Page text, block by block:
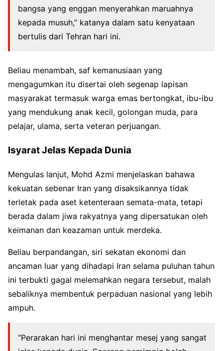
bangsa yang enggan menyerahkan maruahnya
kepada musuh,” katanya dalam satu kenyataan
bertulis dari Tehran hari ini.
Beliau menambah, saf kemanusiaan yang
mengagumkan itu disertai oleh segenap lapisan
masyarakat termasuk warga emas bertongkat, ibu-ibu
yang mendukung anak kecil, golongan muda, para
pelajar, ulama, serta veteran perjuangan.
Isyarat Jelas Kepada Dunia
Mengulas lanjut, Mohd Azmi menjelaskan bahawa
kekuatan sebenar Iran yang disaksikannya tidak
terletak pada aset ketenteraan semata-mata, tetapi
berada dalam jiwa rakyatnya yang dipersatukan oleh
keimanan dan keazaman untuk merdeka.
Beliau berpandangan, siri sekatan ekonomi dan
ancaman luar yang dihadapi Iran selama puluhan tahun
ini terbukti gagal melemahkan negara tersebut, malah
sebaliknya membentuk perpaduan nasional yang lebih
ampuh.
“Perarakan hari ini menghantar mesej yang sangat